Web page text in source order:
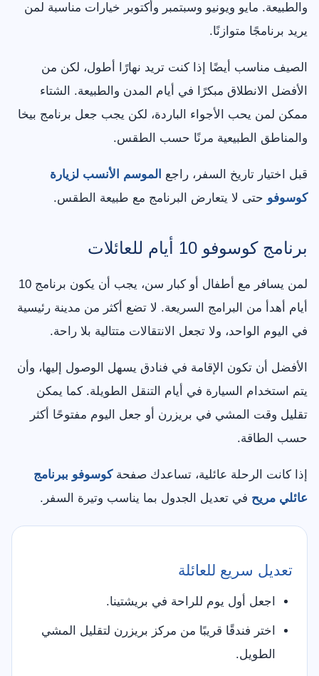
والطبيعة. مايو ويونيو وسبتمبر وأكتوبر خيارات مناسبة لمن
يريد برنامجًا متوازنًا.
الصيف مناسب أيضًا إذا كنت تريد نهارًا أطول، لكن من
الأفضل الانطلاق مبكرًا في أيام المدن والطبيعة. الشتاء
ممكن لمن يحب الأجواء الباردة، لكن يجب جعل برنامج بيخا
والمناطق الطبيعية مرنًا حسب الطقس.
قبل اختيار تاريخ السفر، راجع الموسم الأنسب لزيارة
كوسوفو حتى لا يتعارض البرنامج مع طبيعة الطقس.
برنامج كوسوفو 10 أيام للعائلات
لمن يسافر مع أطفال أو كبار سن، يجب أن يكون برنامج 10
أيام أهدأ من البرامج السريعة. لا تضع أكثر من مدينة رئيسية
في اليوم الواحد، ولا تجعل الانتقالات متتالية بلا راحة.
الأفضل أن تكون الإقامة في فنادق يسهل الوصول إليها، وأن
يتم استخدام السيارة في أيام التنقل الطويلة. كما يمكن
تقليل وقت المشي في بريزرن أو جعل اليوم مفتوحًا أكثر
حسب الطاقة.
إذا كانت الرحلة عائلية، تساعدك صفحةكوسوفو ببرنامج
عائلي مريح في تعديل الجدول بما يناسب وتيرة السفر.
تعديل سريع للعائلة
اجعل أول يوم للراحة في بريشتينا.
اختر فندقًا قريبًا من مركز بريزرن لتقليل المشي
الطويل.